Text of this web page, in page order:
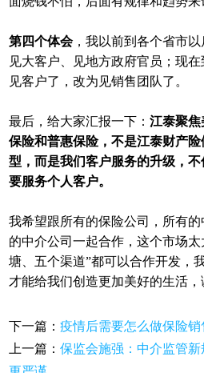
第四个体会，我以前到各个省市
见大客户、见地方政府官员；现
见客户了，改为见销售团队了。
最后，给大家汇报一下：江泰聚焦
保险和普惠保险，不是江泰财产
型，而是我们客户服务的升级，不
要服务个人客户。
我希望跟所有的保险公司，所有
的中介公司一起合作，这个市场
塘、五个渠道”都可以合作开发，
才能给我们创造更加美好的生活，
下一篇：疫情后需要怎么做保险销
上一篇：保监会施强：中介监管